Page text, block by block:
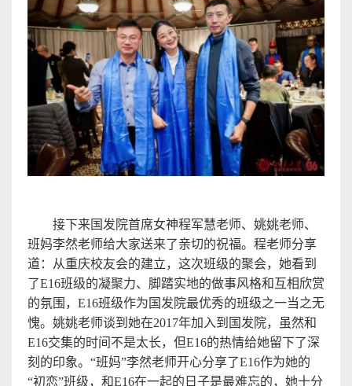
接下来国发院首席女神程军慧老师、姚姚老师、
班妈李然老师给大家送来了亲切的祝福。程老师分享
道：从重庆校友会的建立，这次班级的聚会，她看到
了E16班级的凝聚力、脚踏实地的做事风格和互相欣赏
的氛围， E16班级作为 国发院最优秀的班级之一当之无
愧。姚姚老师谈到她在2017年加入到国发院，虽然和
E16交集的时间不是太长，但E16的热情给她留下了深
刻的印象。 “班妈”李然老师开心分享了E16作为她的
“初恋”班级，和E16在一起的日子是最难忘的，她十分